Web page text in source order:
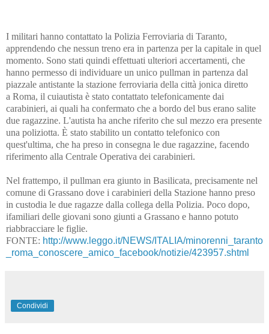
I militari hanno contattato la Polizia Ferroviaria di Taranto,
apprendendo che nessun treno era in partenza per la capitale in quel
momento. Sono stati quindi effettuati ulteriori accertamenti, che
hanno permesso di individuare un unico pullman in partenza dal
piazzale antistante la stazione ferroviaria della città jonica diretto
a Roma, il cuiautista è stato contattato telefonicamente dai
carabinieri, ai quali ha confermato che a bordo del bus erano salite
due ragazzine. L'autista ha anche riferito che sul mezzo era presente
una poliziotta. È stato stabilito un contatto telefonico con
quest'ultima, che ha preso in consegna le due ragazzine, facendo
riferimento alla Centrale Operativa dei carabinieri.
Nel frattempo, il pullman era giunto in Basilicata, precisamente nel
comune di Grassano dove i carabinieri della Stazione hanno preso
in custodia le due ragazze dalla collega della Polizia. Poco dopo,
ifamiliari delle giovani sono giunti a Grassano e hanno potuto
riabbracciare le figlie.
FONTE: http://www.leggo.it/NEWS/ITALIA/minorenni_taranto
_roma_conoscere_amico_facebook/notizie/423957.shtml
Condividi